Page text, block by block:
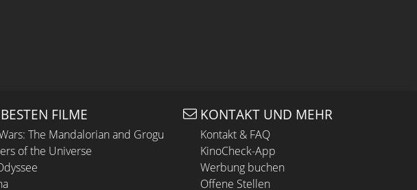
FILME
The Mandalorian and Grogu
of the Universe
KONTAKT UND MEHR
Kontakt & FAQ
KinoCheck-App
Werbung buchen
Offene Stellen